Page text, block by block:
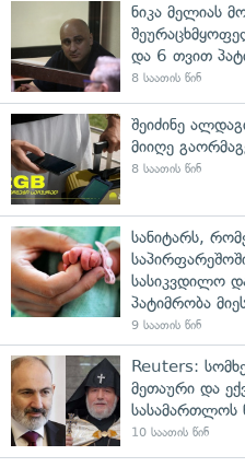
ნიკა მელიას
და 6 თვით
8 საათის წინ
შეიძინე
მიიღე
8 საათის წინ
სანიტარს,
სასიკვდილო
პატიმრობა
9 საათის წინ
Reuters:
მეთაური და
სასამართლოს
10 საათის წინ